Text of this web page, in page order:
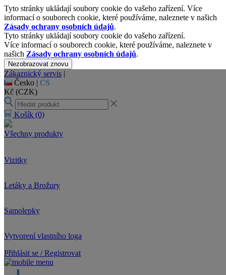
Tyto stránky ukládají soubory cookie do vašeho zařízení. Více
informací o souborech cookie, které používáme, naleznete v našich
Zásady ochrany osobních údajů.
Tyto stránky ukládají soubory cookie do vašeho zařízení.
Více informací o souborech cookie, které používáme, naleznete v
našich Zásady ochrany osobních údajů.
Nezobrazovat znovu
Zákaznický servis |
Česko | CS
Kč (CZK)
Košík (0)
Všechny produkty
Vizitky
Letáky a Brožury
Samolepky
Vytvorení vlastního loga
Přihlásit se / Registrovat